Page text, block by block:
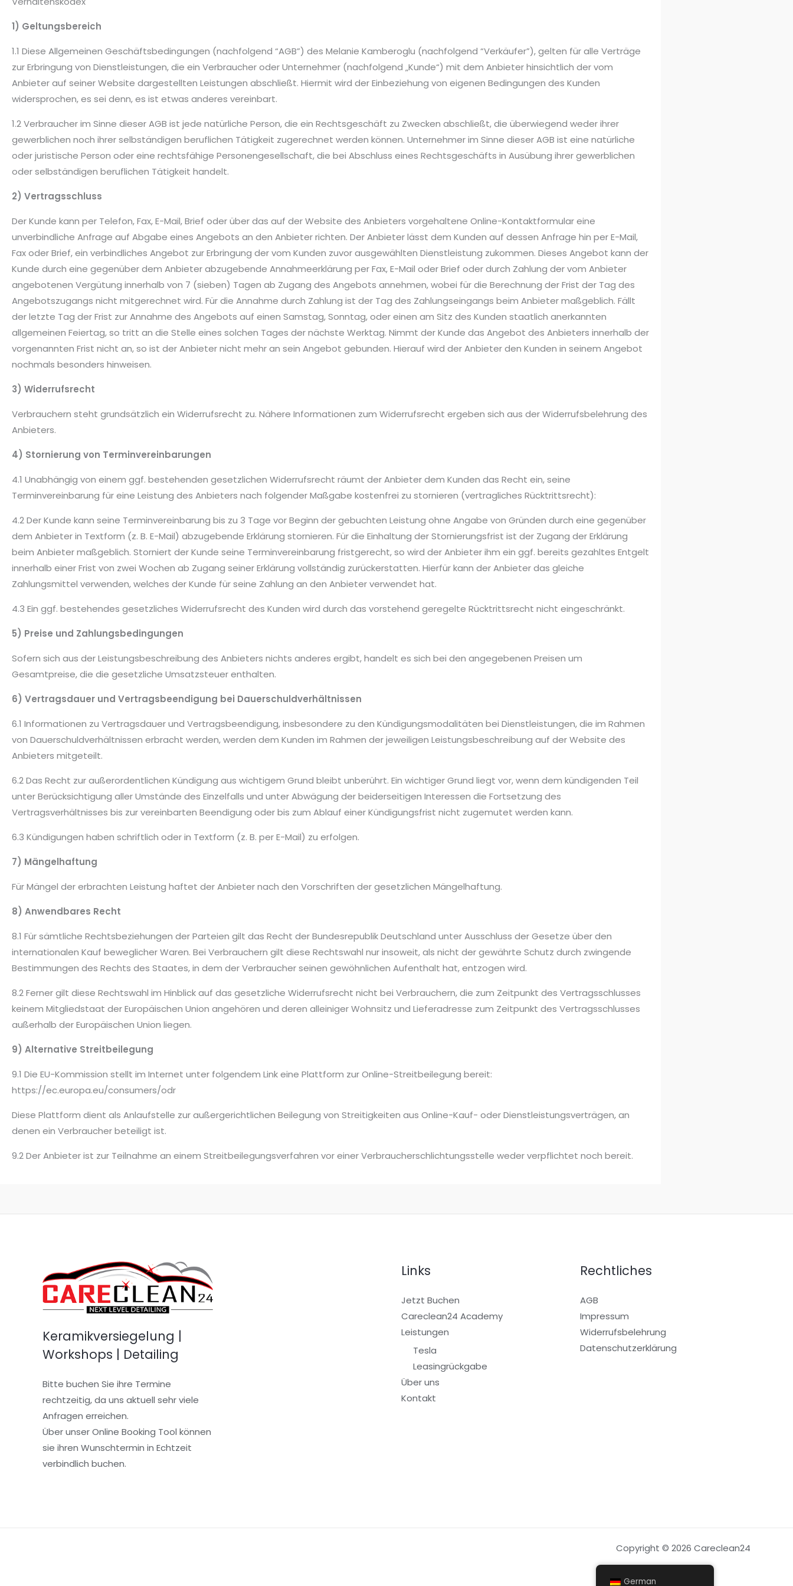
1) Geltungsbereich
1.1 Diese Allgemeinen Geschäftsbedingungen (nachfolgend “AGB”) des Melanie Kamberoglu (nachfolgend “Verkäufer”), gelten für alle Verträge
zur Erbringung von Dienstleistungen, die ein Verbraucher oder Unternehmer (nachfolgend „Kunde“) mit dem Anbieter hinsichtlich der vom
Anbieter auf seiner Website dargestellten Leistungen abschließt. Hiermit wird der Einbeziehung von eigenen Bedingungen des Kunden
widersprochen, es sei denn, es ist etwas anderes vereinbart.
1.2 Verbraucher im Sinne dieser AGB ist jede natürliche Person, die ein Rechtsgeschäft zu Zwecken abschließt, die überwiegend weder ihrer
gewerblichen noch ihrer selbständigen beruflichen Tätigkeit zugerechnet werden können. Unternehmer im Sinne dieser AGB ist eine natürliche
oder juristische Person oder eine rechtsfähige Personengesellschaft, die bei Abschluss eines Rechtsgeschäfts in Ausübung ihrer gewerblichen
oder selbständigen beruflichen Tätigkeit handelt.
2) Vertragsschluss
Der Kunde kann per Telefon, Fax, E-Mail, Brief oder über das auf der Website des Anbieters vorgehaltene Online-Kontaktformular eine
unverbindliche Anfrage auf Abgabe eines Angebots an den Anbieter richten. Der Anbieter lässt dem Kunden auf dessen Anfrage hin per E-Mail,
Fax oder Brief, ein verbindliches Angebot zur Erbringung der vom Kunden zuvor ausgewählten Dienstleistung zukommen. Dieses Angebot kann der
Kunde durch eine gegenüber dem Anbieter abzugebende Annahmeerklärung per Fax, E-Mail oder Brief oder durch Zahlung der vom Anbieter
angebotenen Vergütung innerhalb von 7 (sieben) Tagen ab Zugang des Angebots annehmen, wobei für die Berechnung der Frist der Tag des
Angebotszugangs nicht mitgerechnet wird. Für die Annahme durch Zahlung ist der Tag des Zahlungseingangs beim Anbieter maßgeblich. Fällt
der letzte Tag der Frist zur Annahme des Angebots auf einen Samstag, Sonntag, oder einen am Sitz des Kunden staatlich anerkannten
allgemeinen Feiertag, so tritt an die Stelle eines solchen Tages der nächste Werktag. Nimmt der Kunde das Angebot des Anbieters innerhalb der
vorgenannten Frist nicht an, so ist der Anbieter nicht mehr an sein Angebot gebunden. Hierauf wird der Anbieter den Kunden in seinem Angebot
nochmals besonders hinweisen.
3) Widerrufsrecht
Verbrauchern steht grundsätzlich ein Widerrufsrecht zu. Nähere Informationen zum Widerrufsrecht ergeben sich aus der Widerrufsbelehrung des
Anbieters.
4) Stornierung von Terminvereinbarungen
4.1 Unabhängig von einem ggf. bestehenden gesetzlichen Widerrufsrecht räumt der Anbieter dem Kunden das Recht ein, seine
Terminvereinbarung für eine Leistung des Anbieters nach folgender Maßgabe kostenfrei zu stornieren (vertragliches Rücktrittsrecht):
4.2 Der Kunde kann seine Terminvereinbarung bis zu 3 Tage vor Beginn der gebuchten Leistung ohne Angabe von Gründen durch eine gegenüber
dem Anbieter in Textform (z. B. E-Mail) abzugebende Erklärung stornieren. Für die Einhaltung der Stornierungsfrist ist der Zugang der Erklärung
beim Anbieter maßgeblich. Storniert der Kunde seine Terminvereinbarung fristgerecht, so wird der Anbieter ihm ein ggf. bereits gezahltes Entgelt
innerhalb einer Frist von zwei Wochen ab Zugang seiner Erklärung vollständig zurückerstatten. Hierfür kann der Anbieter das gleiche
Zahlungsmittel verwenden, welches der Kunde für seine Zahlung an den Anbieter verwendet hat.
4.3 Ein ggf. bestehendes gesetzliches Widerrufsrecht des Kunden wird durch das vorstehend geregelte Rücktrittsrecht nicht eingeschränkt.
5) Preise und Zahlungsbedingungen
Sofern sich aus der Leistungsbeschreibung des Anbieters nichts anderes ergibt, handelt es sich bei den angegebenen Preisen um
Gesamtpreise, die die gesetzliche Umsatzsteuer enthalten.
6) Vertragsdauer und Vertragsbeendigung bei Dauerschuldverhältnissen
6.1 Informationen zu Vertragsdauer und Vertragsbeendigung, insbesondere zu den Kündigungsmodalitäten bei Dienstleistungen, die im Rahmen
von Dauerschuldverhältnissen erbracht werden, werden dem Kunden im Rahmen der jeweiligen Leistungsbeschreibung auf der Website des
Anbieters mitgeteilt.
6.2 Das Recht zur außerordentlichen Kündigung aus wichtigem Grund bleibt unberührt. Ein wichtiger Grund liegt vor, wenn dem kündigenden Teil
unter Berücksichtigung aller Umstände des Einzelfalls und unter Abwägung der beiderseitigen Interessen die Fortsetzung des
Vertragsverhältnisses bis zur vereinbarten Beendigung oder bis zum Ablauf einer Kündigungsfrist nicht zugemutet werden kann.
6.3 Kündigungen haben schriftlich oder in Textform (z. B. per E-Mail) zu erfolgen.
7) Mängelhaftung
Für Mängel der erbrachten Leistung haftet der Anbieter nach den Vorschriften der gesetzlichen Mängelhaftung.
8) Anwendbares Recht
8.1 Für sämtliche Rechtsbeziehungen der Parteien gilt das Recht der Bundesrepublik Deutschland unter Ausschluss der Gesetze über den
internationalen Kauf beweglicher Waren. Bei Verbrauchern gilt diese Rechtswahl nur insoweit, als nicht der gewährte Schutz durch zwingende
Bestimmungen des Rechts des Staates, in dem der Verbraucher seinen gewöhnlichen Aufenthalt hat, entzogen wird.
8.2 Ferner gilt diese Rechtswahl im Hinblick auf das gesetzliche Widerrufsrecht nicht bei Verbrauchern, die zum Zeitpunkt des Vertragsschlusses
keinem Mitgliedstaat der Europäischen Union angehören und deren alleiniger Wohnsitz und Lieferadresse zum Zeitpunkt des Vertragsschlusses
außerhalb der Europäischen Union liegen.
9) Alternative Streitbeilegung
9.1 Die EU-Kommission stellt im Internet unter folgendem Link eine Plattform zur Online-Streitbeilegung bereit:
https://ec.europa.eu/consumers/odr
Diese Plattform dient als Anlaufstelle zur außergerichtlichen Beilegung von Streitigkeiten aus Online-Kauf- oder Dienstleistungsverträgen, an
denen ein Verbraucher beteiligt ist.
9.2 Der Anbieter ist zur Teilnahme an einem Streitbeilegungsverfahren vor einer Verbraucherschlichtungsstelle weder verpflichtet noch bereit.
Keramikversiegelung |
Workshops | Detailing
Bitte buchen Sie ihre Termine
rechtzeitig, da uns aktuell sehr viele
Anfragen erreichen.
Über unser Online Booking Tool können
sie ihren Wunschtermin in Echtzeit
verbindlich buchen.
Links
Jetzt Buchen
Careclean24 Academy
Leistungen
Tesla
Leasingrückgabe
Über uns
Kontakt
Rechtliches
AGB
Impressum
Widerrufsbelehrung
Datenschutzerklärung
Copyright © 2026 Careclean24
German